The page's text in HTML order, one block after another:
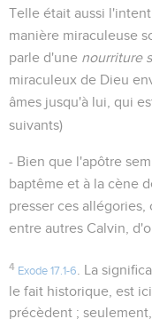
Telle était aussi
manière miraculeuse
parle d'une nourriture
miraculeux de Dieu
âmes jusqu'à lui, qui
suivants)
- Bien que l'apôtre
baptême et à la cène
presser ces
entre autres Calvin,
4 Exode 17.1-6 . La
le fait historique, est
précèdent ;